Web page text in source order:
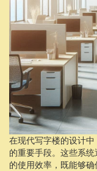
在现代写字楼的设计
的重要手段。这些系
的使用效率，既能够